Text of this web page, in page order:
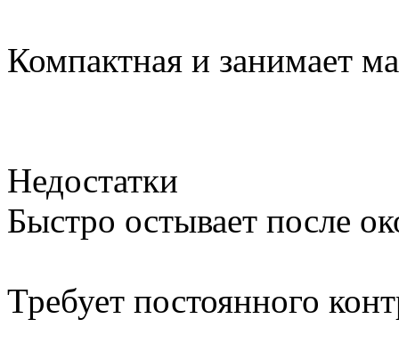
Компактная и занимает
Недостатки
Быстро остывает после
Требует постоянного